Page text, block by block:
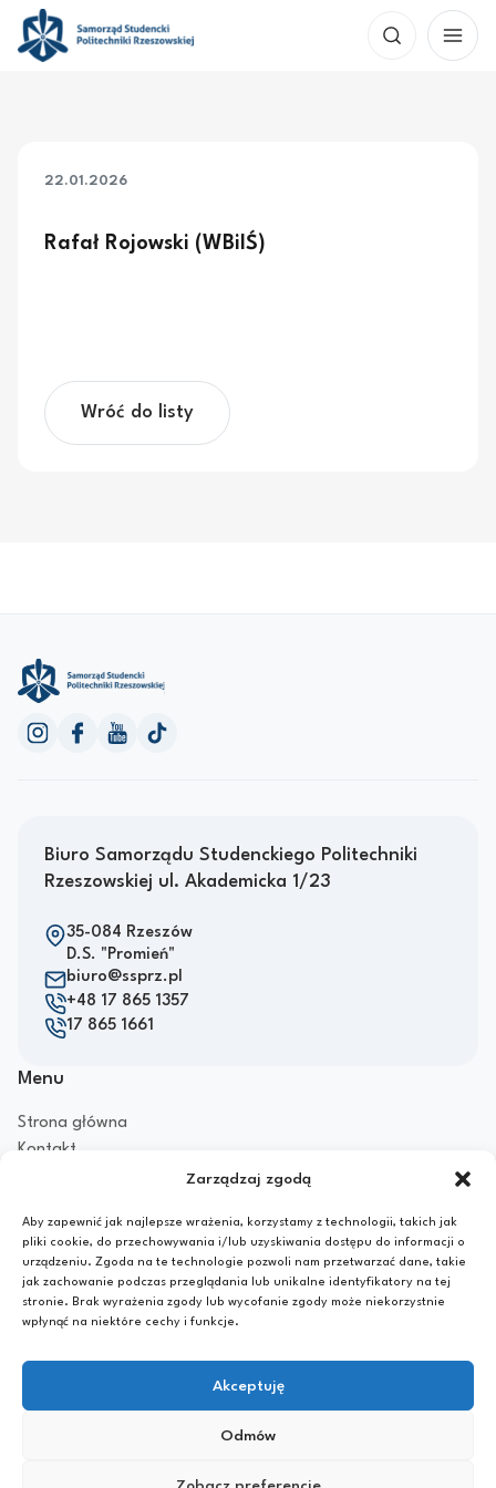
Zarządzaj zgodą
Aby zapewnić jak najlepsze wrażenia, korzystamy z technologii, takich jak
pliki cookie, do przechowywania i/lub uzyskiwania dostępu do informacji o
urządzeniu. Zgoda na te technologie pozwoli nam przetwarzać dane, takie
jak zachowanie podczas przeglądania lub unikalne identyfikatory na tej
stronie. Brak wyrażenia zgody lub wycofanie zgody może niekorzystnie
wpłynąć na niektóre cechy i funkcje.
Akceptuję
Odmów
Przejdź
treści
Szukaj
22.01.2026
Rafał Rojowski (WBiIŚ)
Wróć do listy
Biuro Samorządu Studenckiego Politechniki
Rzeszowskiej ul. Akademicka 1/23
35-084 Rzeszów
D.S. "Promień"
biuro@ssprz.pl
+48 17 865 1357
17 865 1661
Menu
Strona główna
Kontakt
FAQ
Akademiki
Stypendia
Dokumenty
Copyright © 2026 Samorząd Studencki PRz. Wszelkie prawa
www.moonbite.pl